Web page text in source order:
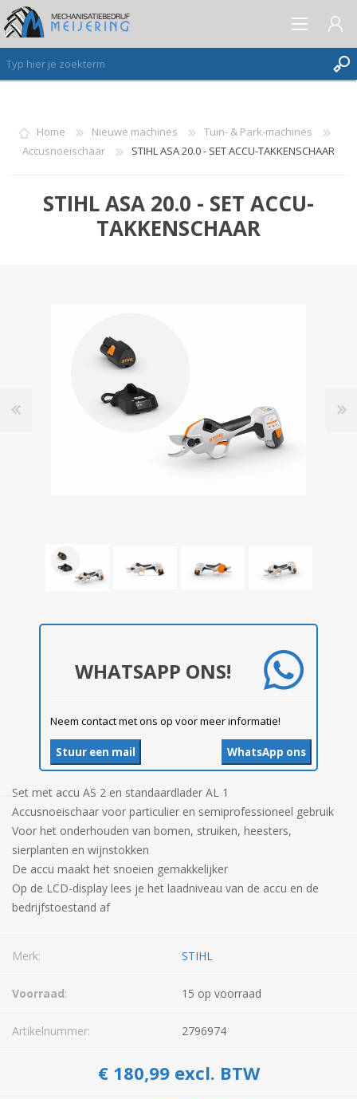
AANMELDEN ALS NIEUWE KLANT
INLOGGEN
Home Nieuwe machines
Tuin- & Park-machines
Accusnoeischaar
STIHL ASA 20.0 - SET ACCU-TAKKENSCHAAR
STIHL ASA 20.0 - SET ACCU-
TAKKENSCHAAR
WHATSAPP ONS!
Neem contact met ons op voor meer informatie!
WhatsApp ons
Stuur een mail
Set met accu AS 2 en standaardlader AL 1
Accusnoeischaar voor particulier en semiprofessioneel gebruik
Voor het onderhouden van bomen, struiken, heesters,
sierplanten en wijnstokken
De accu maakt het snoeien gemakkelijker
Op de LCD-display lees je het laadniveau van de accu en de
bedrijfstoestand af
Merk: STIHL
Voorraad: 15 op voorraad
Artikelnummer: 2796974
€ 180,99 excl. BTW